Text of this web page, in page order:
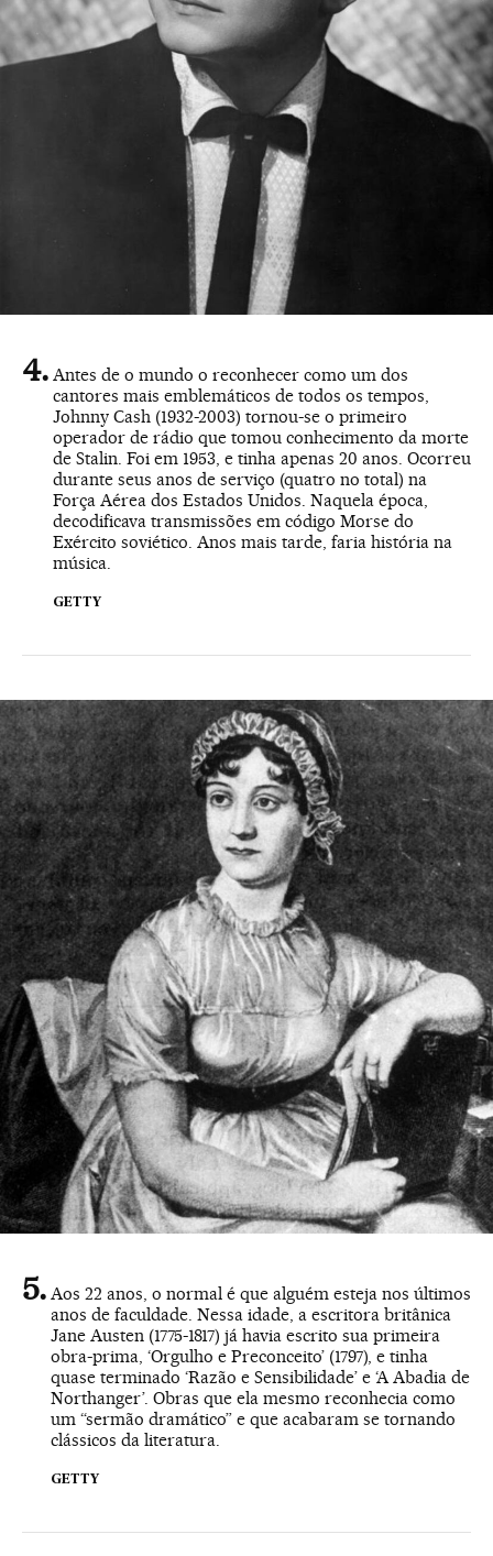
Antes de o mundo o reconhecer como um dos
cantores mais emblemáticos de todos os tempos,
Johnny Cash (1932-2003) tornou-se o primeiro
operador de rádio que tomou conhecimento da morte
de Stalin. Foi em 1953, e tinha apenas 20 anos. Ocorreu
durante seus anos de serviço (quatro no total) na
Força Aérea dos Estados Unidos. Naquela época,
decodificava transmissões em código Morse do
Exército soviético. Anos mais tarde, faria história na
música.
GETTY
Aos 22 anos, o normal é que alguém esteja nos últimos
anos de faculdade. Nessa idade, a escritora britânica
Jane Austen (1775-1817) já havia escrito sua primeira
obra-prima, ‘Orgulho e Preconceito’ (1797), e tinha
quase terminado ‘Razão e Sensibilidade’ e ‘A Abadia de
Northanger’. Obras que ela mesmo reconhecia como
um “sermão dramático” e que acabaram se tornando
clássicos da literatura.
GETTY